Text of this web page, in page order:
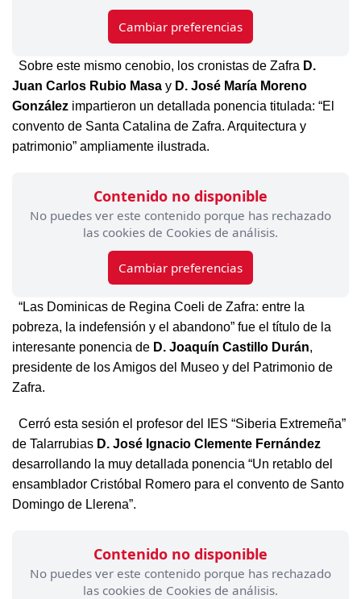
Cambiar preferencias
Sobre este mismo cenobio, los cronistas de Zafra D.
Juan Carlos Rubio Masa y D. José María Moreno
González impartieron un detallada ponencia titulada: “El
convento de Santa Catalina de Zafra. Arquitectura y
patrimonio” ampliamente ilustrada.
Contenido no disponible
No puedes ver este contenido porque has rechazado
las cookies de Cookies de análisis.
Cambiar preferencias
“Las Dominicas de Regina Coeli de Zafra: entre la
pobreza, la indefensión y el abandono” fue el título de la
interesante ponencia de D. Joaquín Castillo Durán,
presidente de los Amigos del Museo y del Patrimonio de
Zafra.
Cerró esta sesión el profesor del IES “Siberia Extremeña”
de Talarrubias D. José Ignacio Clemente Fernández
desarrollando la muy detallada ponencia “Un retablo del
ensamblador Cristóbal Romero para el convento de Santo
Domingo de Llerena”.
Contenido no disponible
No puedes ver este contenido porque has rechazado
las cookies de Cookies de análisis.